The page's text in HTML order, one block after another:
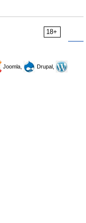
18+
Joomla,
Drupal,